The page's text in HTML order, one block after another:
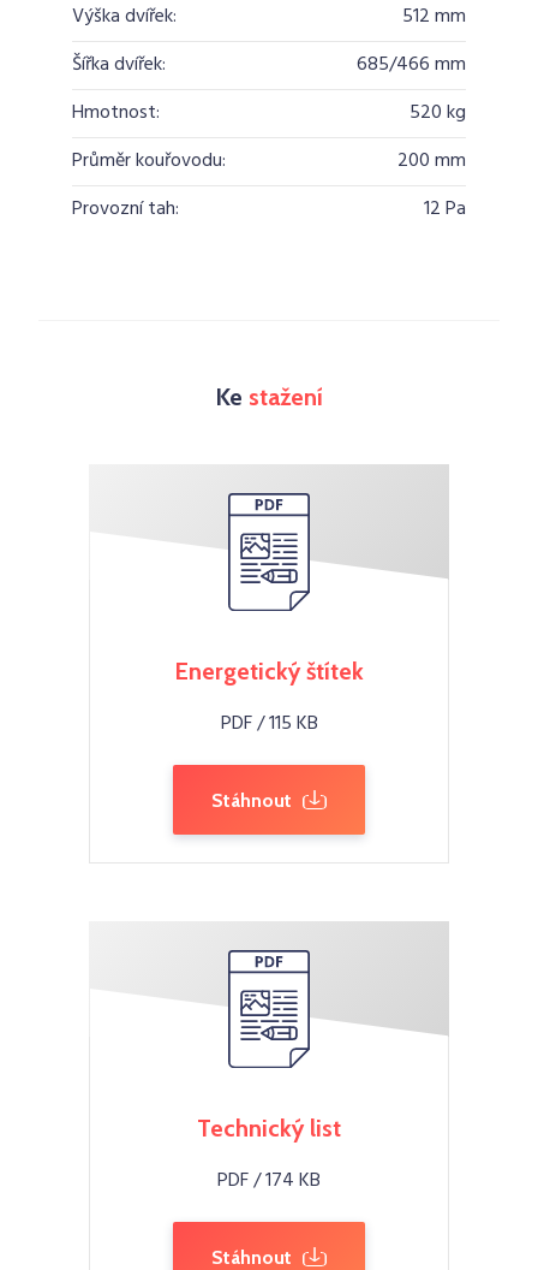
Výška dvířek:
512 mm
Šířka dvířek:
685/466 mm
Hmotnost:
520 kg
Průměr kouřovodu:
200 mm
Provozní tah:
12 Pa
Ke stažení
Energetický štítek
PDF / 115 KB
Stáhnout
Technický list
PDF / 174 KB
Stáhnout